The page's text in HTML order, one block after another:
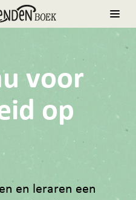
voor
op
en leraren een